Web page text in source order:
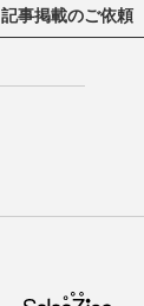
記事掲載のご依頼